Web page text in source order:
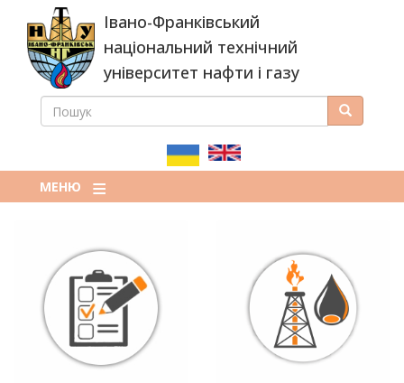
основного
вмісту
Івано-Франківський
національний технічний
університет нафти і газу
ПОШУКОВА
ПОШУК Пошук
МЕНЮ